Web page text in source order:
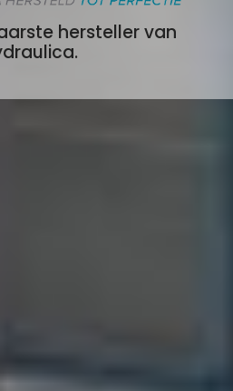
hersteller van